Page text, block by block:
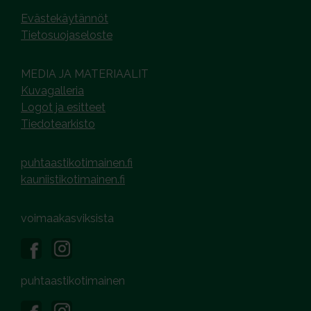
Evästekäytännöt
Tietosuojaseloste
MEDIA JA MATERIAALIT
Kuvagalleria
Logot ja esitteet
Tiedotearkisto
puhtaastikotimainen.fi
kauniistikotimainen.fi
voimaakasviksista
puhtaastikotimainen